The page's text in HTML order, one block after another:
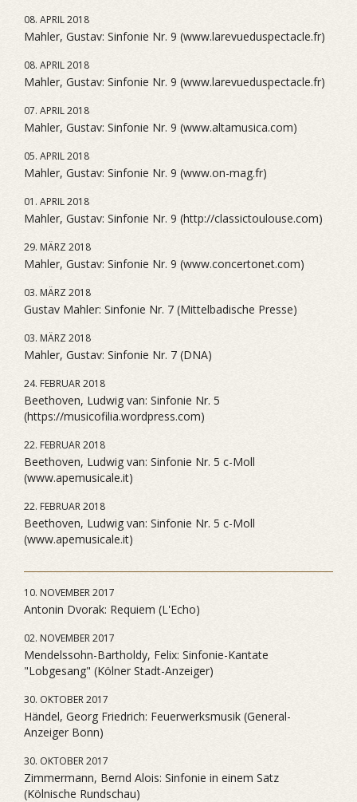
08. APRIL 2018
Mahler, Gustav: Sinfonie Nr. 9 (www.larevueduspectacle.fr)
08. APRIL 2018
Mahler, Gustav: Sinfonie Nr. 9 (www.larevueduspectacle.fr)
07. APRIL 2018
Mahler, Gustav: Sinfonie Nr. 9 (www.altamusica.com)
05. APRIL 2018
Mahler, Gustav: Sinfonie Nr. 9 (www.on-mag.fr)
01. APRIL 2018
Mahler, Gustav: Sinfonie Nr. 9 (http://classictoulouse.com)
29. MÄRZ 2018
Mahler, Gustav: Sinfonie Nr. 9 (www.concertonet.com)
03. MÄRZ 2018
Gustav Mahler: Sinfonie Nr. 7 (Mittelbadische Presse)
03. MÄRZ 2018
Mahler, Gustav: Sinfonie Nr. 7 (DNA)
24. FEBRUAR 2018
Beethoven, Ludwig van: Sinfonie Nr. 5
(https://musicofilia.wordpress.com)
22. FEBRUAR 2018
Beethoven, Ludwig van: Sinfonie Nr. 5 c-Moll
(www.apemusicale.it)
22. FEBRUAR 2018
Beethoven, Ludwig van: Sinfonie Nr. 5 c-Moll
(www.apemusicale.it)
10. NOVEMBER 2017
Antonin Dvorak: Requiem (L'Echo)
02. NOVEMBER 2017
Mendelssohn-Bartholdy, Felix: Sinfonie-Kantate
"Lobgesang" (Kölner Stadt-Anzeiger)
30. OKTOBER 2017
Händel, Georg Friedrich: Feuerwerksmusik (General-
Anzeiger Bonn)
30. OKTOBER 2017
Zimmermann, Bernd Alois: Sinfonie in einem Satz
(Kölnische Rundschau)